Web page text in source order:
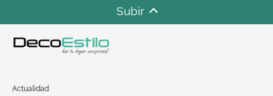
Subir
Actualidad